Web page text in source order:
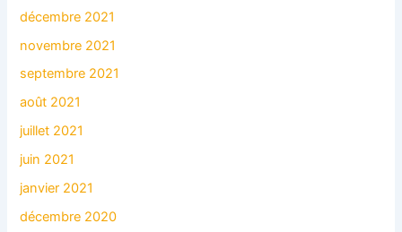
décembre 2021
novembre 2021
septembre 2021
août 2021
juillet 2021
juin 2021
janvier 2021
décembre 2020